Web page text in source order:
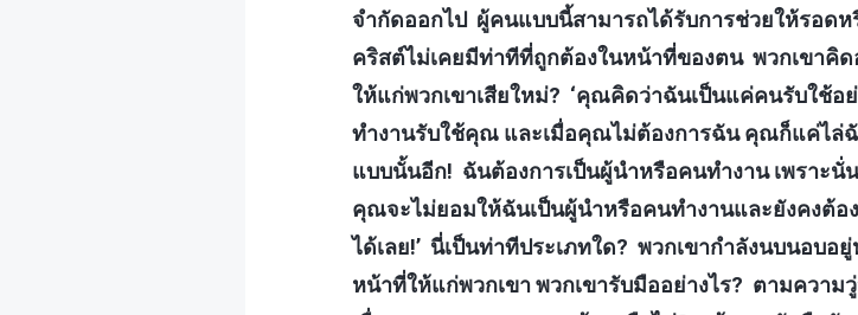
จำกัดออกไป ผู้คนแบบนี้สามารถได้รับการช่วยให้รอด
คริสต์ไม่เคยมีท่าทีที่ถูกต้องในหน้าที่ของตน พวกเขาคิ
ให้แก่พวกเขาเสียใหม่? ‘คุณคิดว่าฉันเป็นแค่คนรับใ
ทำงานรับใช้คุณ และเมื่อคุณไม่ต้องการฉัน คุณก็แค่ไล่
แบบนั้นอีก! ฉันต้องการเป็นผู้นำหรือคนทำงาน เพราะนั่
คุณจะไม่ยอมให้ฉันเป็นผู้นำหรือคนทำงานและยังคงต้อ
ได้เลย!’ นี่เป็นท่าทีประเภทใด? พวกเขากำลังนบนอบอ
หน้าที่ให้แก่พวกเขา พวกเขารับมืออย่างไร? ตามควา